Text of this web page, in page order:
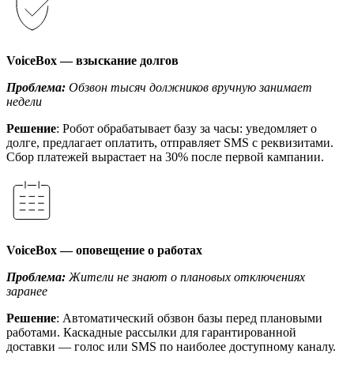
VoiceBox — взыскание долгов
Проблема: Обзвон тысяч должников вручную занимает
недели
Решение: Робот обрабатывает базу за часы: уведомляет о
долге, предлагает оплатить, отправляет SMS с реквизитами.
Сбор платежей вырастает на 30% после первой кампании.
VoiceBox — оповещение о работах
Проблема: Жители не знают о плановых отключениях
заранее
Решение: Автоматический обзвон базы перед плановыми
работами. Каскадные рассылки для гарантированной
доставки — голос или SMS по наиболее доступному каналу.